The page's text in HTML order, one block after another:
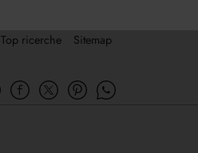
Top ricerche Sitemap